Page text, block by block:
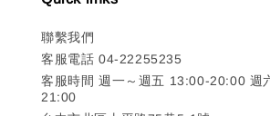
聯繫我們
客服電話 04-22255235
客服時間 週一～週五 13:00-20:00 週
21:00